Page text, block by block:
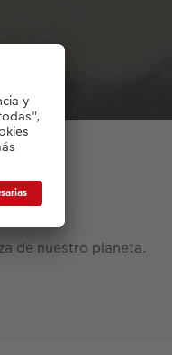
de nuestro planeta.